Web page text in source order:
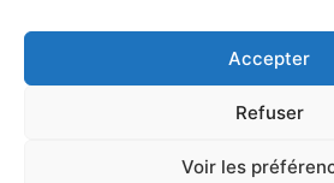
Accepter
Refuser
Voir les
Stand de tir LA
Près de
Tel: +41 (0)79 220
Plan d'accès